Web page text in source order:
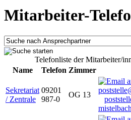
Mitarbeiter-
Telefonliste der Mitarbeiter/
Name
Telefon Zimmer
Sekretariat
/ Zentrale
09201
987-0
OG 13